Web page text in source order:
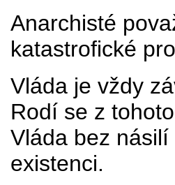
Anarchisté
katastrofické
Vláda je vždy
Rodí se z
Vláda bez
existenci.